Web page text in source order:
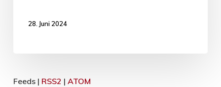
28. Juni 2024
Feeds | RSS2 | ATOM